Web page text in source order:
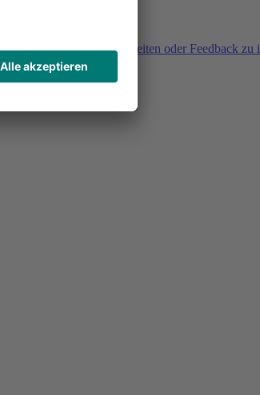
Sie haben Fragen, Unklarheiten oder Feedback zu
Buchung?